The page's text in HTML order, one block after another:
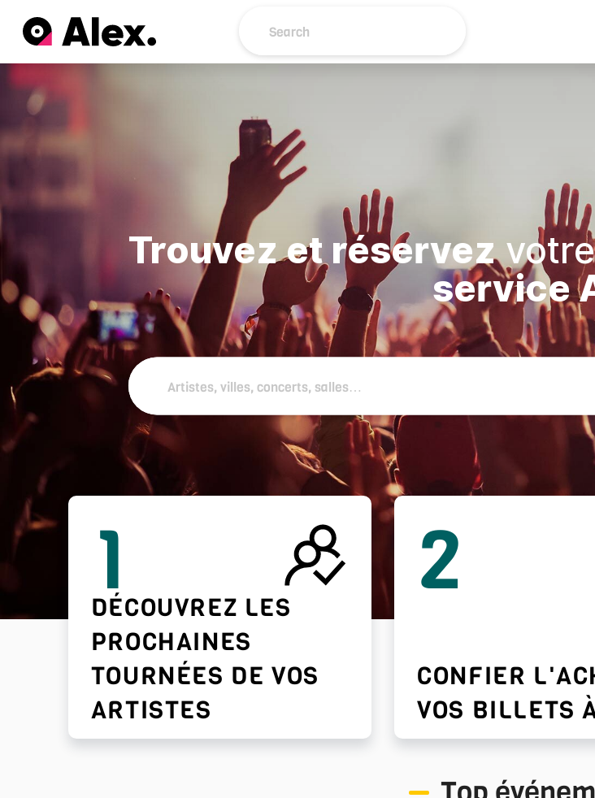
Trouvez et réservez
service
1
DÉCOUVREZ LES
PROCHAINES
TOURNÉES DE VOS
ARTISTES
2
CONFIER
VOS BILLETS